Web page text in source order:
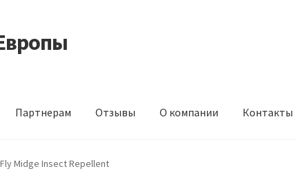
Партнерам Отзывы О компании Контакты
из Германии Контакты
Midge Insect Repellent